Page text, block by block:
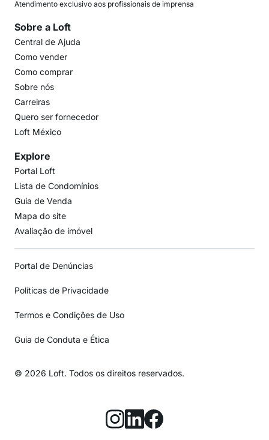
Atendimento exclusivo aos profissionais de imprensa
Sobre a Loft
Central de Ajuda
Como vender
Como comprar
Sobre nós
Carreiras
Quero ser fornecedor
Loft México
Explore
Portal Loft
Lista de Condomínios
Guia de Venda
Mapa do site
Avaliação de imóvel
Portal de Denúncias
Políticas de Privacidade
Termos e Condições de Uso
Guia de Conduta e Ética
© 2026 Loft. Todos os direitos reservados.